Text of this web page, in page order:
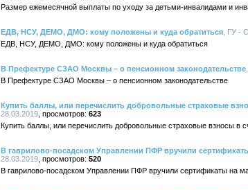
Размер ежемесячной выплаты по уходу за детьми-инвалидами и
ЕДВ, НСУ, ДЕМО, ДМО: кому положены и куда обратиться , ГУ -
ЕДВ, НСУ, ДЕМО, ДМО: кому положены и куда обратиться
В Префектуре СЗАО Москвы – о пенсионном законодательстве
В Префектуре СЗАО Москвы – о пенсионном законодательстве
Купить баллы, или перечислить добровольные страховые
28.03.2019
623
Купить баллы, или перечислить добровольные страховые взносы в
В гаврилово-посадском Управлении ПФР вручили
28.03.2019
520
В гаврилово-посадском Управлении ПФР вручили сертификаты на